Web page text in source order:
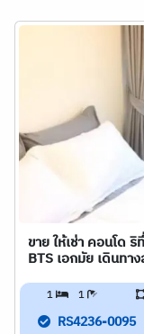
ขาย ให้เช่า คอนโด
BTS เอกมัย เดินทา
1 1
RS4236-0095